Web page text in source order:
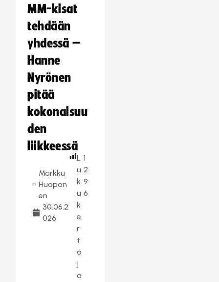
MM-kisat
tehdään
yhdessä –
Hanne
Nyrönen
pitää
kokonaisuu
den
liikkeessä
Markku
Huopon
en
30.06.2
026
L
u
k
u
k
e
r
t
o
j
a
1
2
9
6